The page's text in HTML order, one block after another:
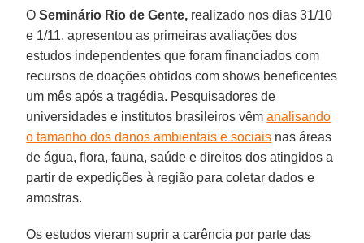
OSeminário Rio de Gente, realizado nos dias 31/10
e 1/11, apresentou as primeiras avaliações dos
estudos independentes que foram financiados com
recursos de doações obtidos com shows beneficentes
um mês após a tragédia. Pesquisadores de
universidades e institutos brasileiros vêmanalisando
o tamanho dos danos ambientais e sociais nas áreas
de água, flora, fauna, saúde e direitos dos atingidos a
partir de expedições à região para coletar dados e
amostras.
Os estudos vieram suprir a carência por parte das